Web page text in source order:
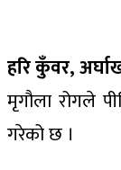
हरि कुँवर,
मृगौला रोगले
गरेको छ ।